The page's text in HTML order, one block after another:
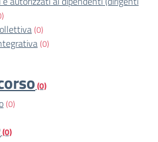
(0)
(0)
(0)
(0)
(0)